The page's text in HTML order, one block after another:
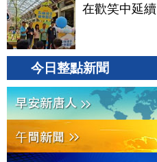
在歡笑中延續
今日整點新聞